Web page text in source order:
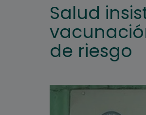
Salud
de riesgo